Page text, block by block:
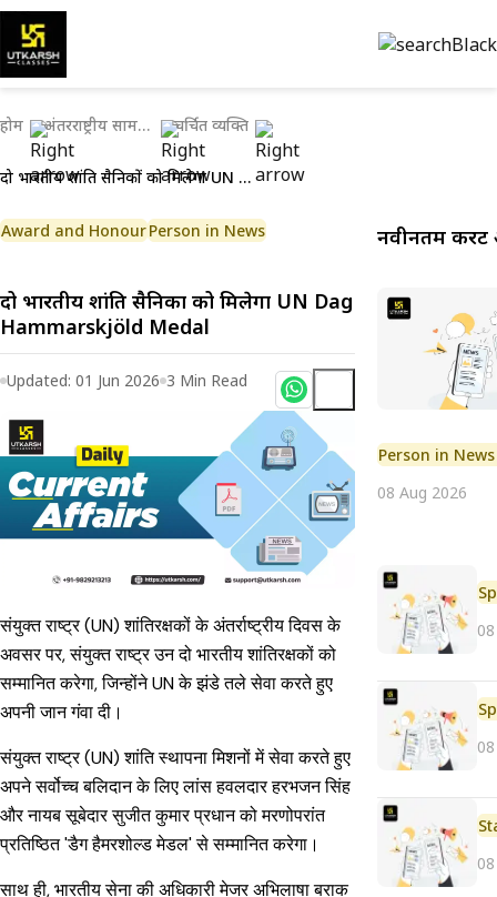
होम अंतरराष्ट्रीय सामयिकी चर्चित व्यक्ति
दो भारतीय शांति सैनिकों को मिलेगा UN Dag Hammarskjöld Medal
Award and HonourPerson in News
दो भारतीय शांति सैनिकों को मिलेगा UN Dag
Hammarskjöld Medal
Updated: 01 Jun 2026 3 Min Read
संयुक्त राष्ट्र (UN) शांतिरक्षकों के अंतर्राष्ट्रीय दिवस के
अवसर पर, संयुक्त राष्ट्र उन दो भारतीय शांतिरक्षकों को
सम्मानित करेगा, जिन्होंने UN के झंडे तले सेवा करते हुए
अपनी जान गंवा दी।
संयुक्त राष्ट्र (UN) शांति स्थापना मिशनों में सेवा करते हुए
अपने सर्वोच्च बलिदान के लिए लांस हवलदार हरभजन सिंह
और नायब सूबेदार सुजीत कुमार प्रधान को मरणोपरांत
प्रतिष्ठित 'डैग हैमरशोल्ड मेडल' से सम्मानित करेगा।
साथ ही, भारतीय सेना की अधिकारी मेजर अभिलाषा बराक
नवीनतम करेंट
Person in News
08 Aug 2026